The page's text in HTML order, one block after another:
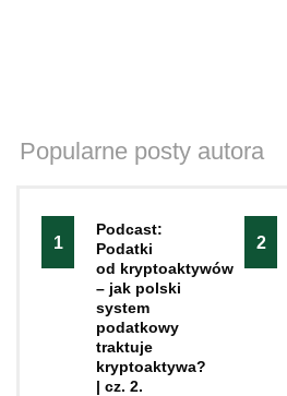
Popularne posty autora
1
Podcast:
Podatki
od kryptoaktywów
– jak polski
system
podatkowy
traktuje
kryptoaktywa?
| cz. 2.
2